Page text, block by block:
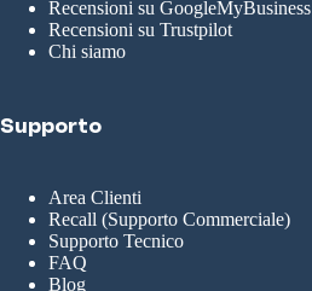
Recensioni su GoogleMyBusiness
Recensioni su Trustpilot
Chi siamo
Supporto
Area Clienti
Recall (Supporto Commerciale)
Supporto Tecnico
FAQ
Blog